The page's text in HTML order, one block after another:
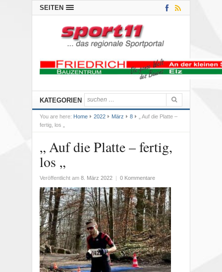
SEITEN
KATEGORIEN
You are here: Home 2022 März 8
„ Auf die Platte –
fertig, los „
„ Auf die Platte – fertig,
los „
Veröffentlicht am 8. März 2022 0 Kommentare